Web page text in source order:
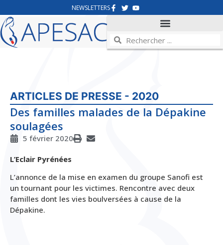
NEWSLETTERS
ARTICLES DE PRESSE - 2020
Des familles malades de la Dépakine
soulagées
5 février 2020
L’Eclair Pyrénées
L’annonce de la mise en examen du groupe Sanofi est
un tournant pour les victimes. Rencontre avec deux
familles dont les vies boulversées à cause de la
Dépakine.